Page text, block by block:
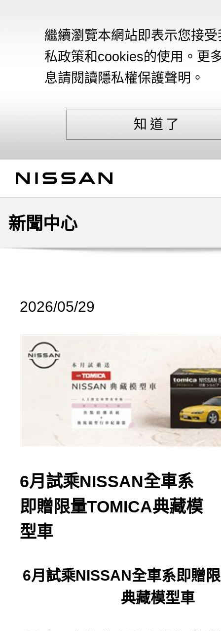
繼續瀏覽本網站即表示您接
私政策和cookies的使用。更
息請閱讀隱私權保護聲明。
知道了
新聞中心
2026/05/29
6月試乘NISSAN全車系
即贈限量TOMICA典藏模
型車
6月試乘NISSAN全車系即贈
典藏模型車